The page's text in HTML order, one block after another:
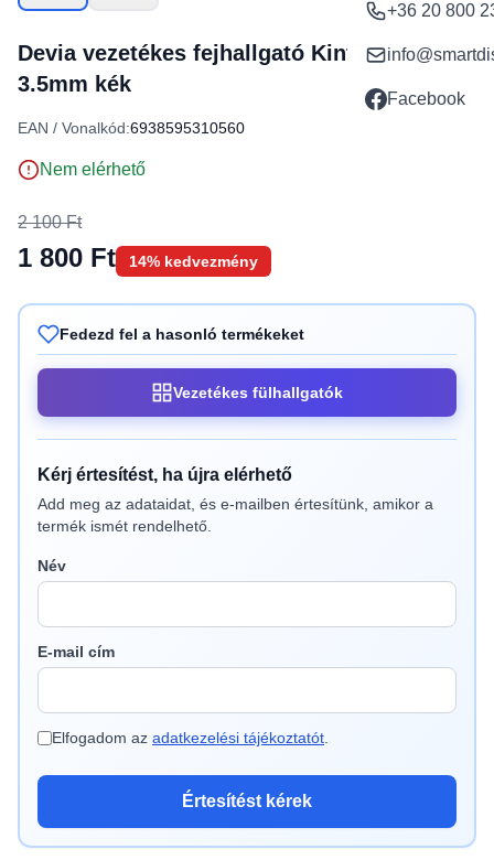
+36 20 800
Facebook
Devia vezetékes fejhallgató Kintone jack
3.5mm kék
EAN / Vonalkód:6938595310560
Nem elérhető
2 100 Ft
1 800 Ft 14% kedvezmény
Fedezd fel a hasonló termékeket
Vezetékes fülhallgatók
Kérj értesítést, ha újra elérhető
Add meg az adataidat, és e-mailben értesítünk, amikor a
termék ismét rendelhető.
Név
E-mail cím
Elfogadom az adatkezelési tájékoztatót
Értesítést kérek